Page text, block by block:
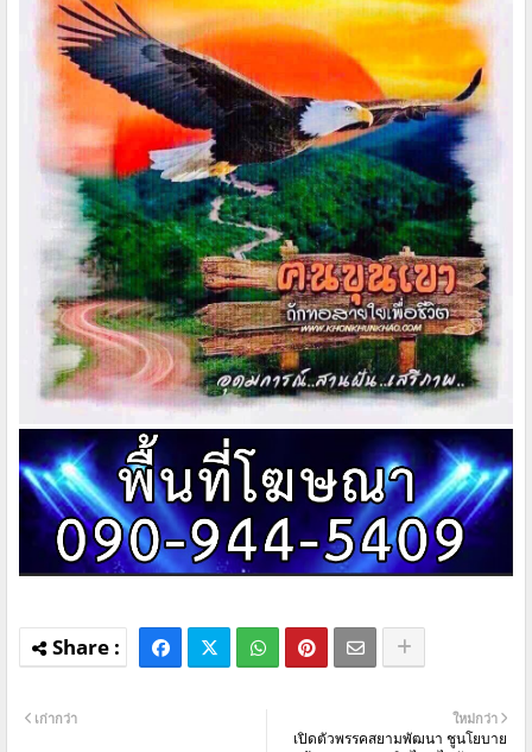
ใหม่กว่า
เปิดตัวพรรคสยามพัฒนา ชูนโยบาย
เก่ากว่า